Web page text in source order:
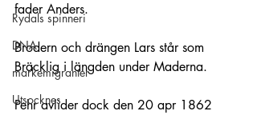
Rydals spinneri
DNA
markemigranter
Utsocknes
fader Anders.
Brodern och drängen Lars står som
Bräcklig i längden under Maderna.
Pehr avlider dock den 20 apr 1862